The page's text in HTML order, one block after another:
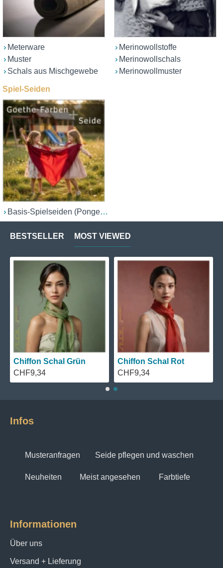
Meterware
Muster
Schals aus Mischgewebe
Merinowollstoffe
Merinowollschals
Merinowollmuster
Spiel-Seiden
Basis-Spielseiden (Ponge 05/06)
BESTSELLER MOST VIEWED
Chiffon Schal Blau
CHF9,34
Chiffon Schal Schwarz
CHF9,34
Infos
Musteranfragen Seide pflegen und waschen
Neuheiten Meist angesehen Farbtiefe
Informationen
Über uns
Versand + Lieferung